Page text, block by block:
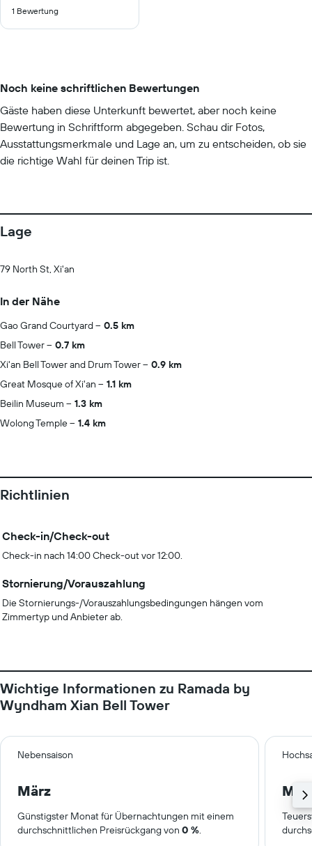
10
1 Bewertung
Noch keine schriftlichen Bewertungen
Gäste haben diese Unterkunft bewertet, aber noch keine
Bewertung in Schriftform abgegeben. Schau dir Fotos,
Ausstattungsmerkmale und Lage an, um zu entscheiden, ob sie
die richtige Wahl für deinen Trip ist.
Lage
79 North St, Xi'an
In der Nähe
Gao Grand Courtyard
0.5 km
Bell Tower
0.7 km
Xi'an Bell Tower and Drum Tower
0.9 km
Great Mosque of Xi'an
1.1 km
Beilin Museum
1.3 km
Wolong Temple
1.4 km
Richtlinien
Check-in/Check-out
Check-in nach 14:00 Check-out vor 12:00.
Stornierung/Vorauszahlung
Die Stornierungs-/Vorauszahlungsbedingungen hängen vom
Zimmertyp und Anbieter ab.
Wichtige Informationen zu Ramada by
Wyndham Xian Bell Tower
Nebensaison
März
Günstigster Monat für Übernachtungen mit einem
durchschnittlichen Preisrückgang von 0 %.